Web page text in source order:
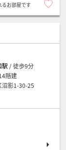
るお部屋です
駅 / 徒歩9分
階建
沼影1-30-25